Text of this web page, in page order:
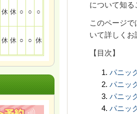
について知る
このページ
いて詳しくお
【目次】
パニッ
パニッ
パニッ
パニッ
休 休 ○ ○ ○
休 休 ○ ○ 休